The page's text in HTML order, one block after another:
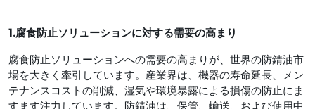
1.腐食防止ソリューションに対する需要の高まり
腐食防止ソリューションへの需要の高まりが、世界の防錆油市
場を大きく牽引しています。産業界は、機器の寿命延長、メン
テナンスコストの削減、湿気や環境暴露による損傷の防止にま
すます注力しています。防錆油は、保管、輸送、および使用中